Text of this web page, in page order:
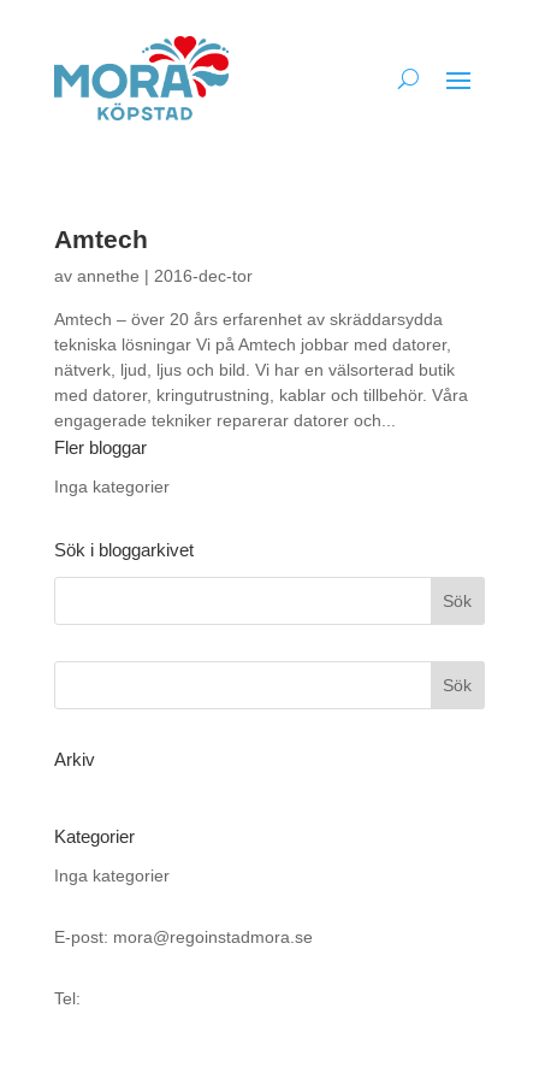
Amtech
av annethe | 2016-dec-tor
Amtech – över 20 års erfarenhet av skräddarsydda
tekniska lösningar Vi på Amtech jobbar med datorer,
nätverk, ljud, ljus och bild. Vi har en välsorterad butik
med datorer, kringutrustning, kablar och tillbehör. Våra
engagerade tekniker reparerar datorer och...
Fler bloggar
Inga kategorier
Sök i bloggarkivet
Arkiv
Kategorier
Inga kategorier
E-post: mora@regoinstadmora.se
Tel: